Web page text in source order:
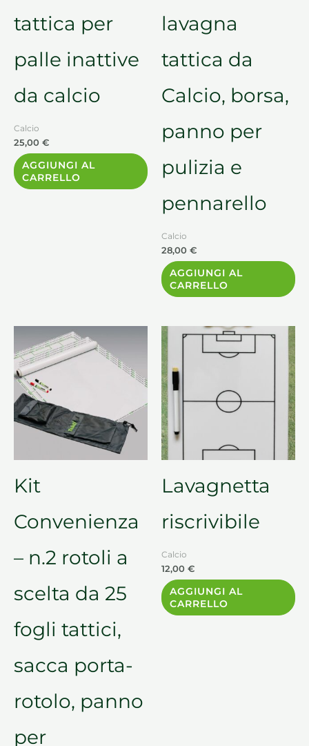
tattica per
palle inattive
da calcio
Calcio
25,00 €
AGGIUNGI AL
CARRELLO
lavagna
tattica da
Calcio, borsa,
panno per
pulizia e
pennarello
Calcio
28,00 €
AGGIUNGI AL
CARRELLO
Kit
Convenienza
– n.2 rotoli a
scelta da 25
fogli tattici,
sacca porta-
rotolo, panno
per
Questo
prodotto
Le
opzioni
possono
nella
pagina
prodotto
Lavagnetta
riscrivibile
Calcio
12,00 €
AGGIUNGI AL
CARRELLO